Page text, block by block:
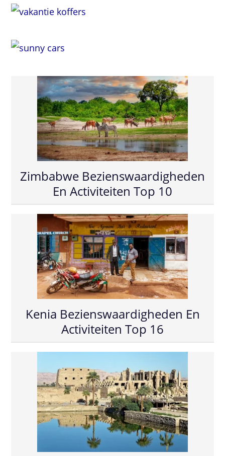
Zimbabwe Bezienswaardigheden
En Activiteiten Top 10
Kenia Bezienswaardigheden En
Activiteiten Top 16